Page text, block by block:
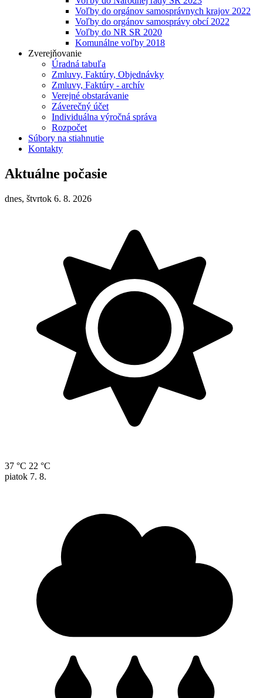
Voľby do orgánov samosprávnych krajov 2022
Voľby do orgánov samosprávy obcí 2022
Voľby do NR SR 2020
Komunálne voľby 2018
Zverejňovanie
Úradná tabuľa
Zmluvy, Faktúry, Objednávky
Zmluvy, Faktúry - archív
Verejné obstarávanie
Záverečný účet
Individuálna výročná správa
Rozpočet
Súbory na stiahnutie
Kontakty
Aktuálne počasie
dnes, štvrtok 6. 8. 2026
37 °C 22 °C
piatok 7. 8.